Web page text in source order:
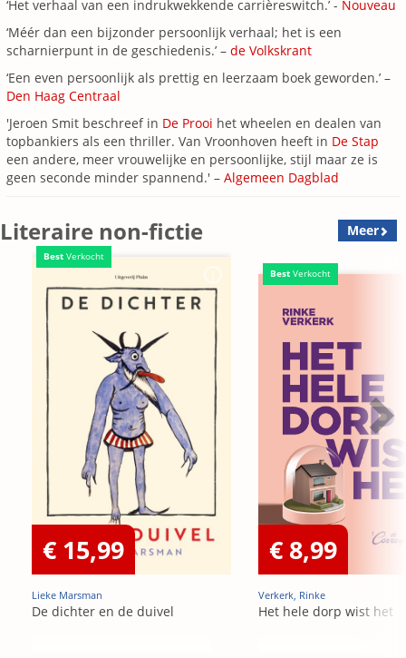
‘Het verhaal van een indrukwekkende carrièreswitch.’ - Nouveau
‘Méér dan een bijzonder persoonlijk verhaal; het is een
scharnierpunt in de geschiedenis.’ – de Volkskrant
‘Een even persoonlijk als prettig en leerzaam boek geworden.’ –
Den Haag Centraal
'Jeroen Smit beschreef in De Prooi het wheelen en dealen van
topbankiers als een thriller. Van Vroonhoven heeft in De Stap
een andere, meer vrouwelijke en persoonlijke, stijl maar ze is
geen seconde minder spannend.' – Algemeen Dagblad
Literaire non-fictie Meer
Best Verkocht
€ 15,99
Lieke Marsman
De dichter en de duivel
Best Verkocht
€ 8,99
Verkerk, Rinke
Het hele dorp wist het